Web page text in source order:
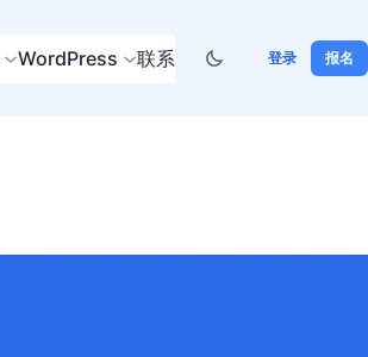
WordPress 联系 登录 报名